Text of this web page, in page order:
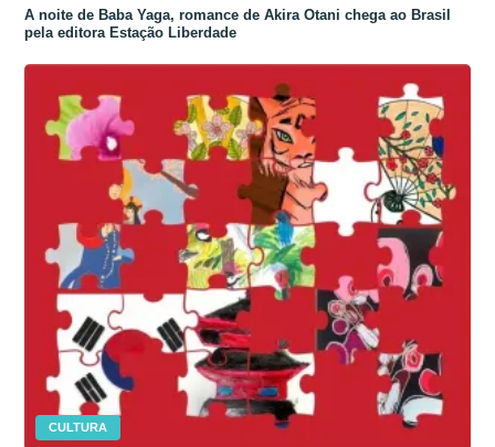
A noite de Baba Yaga, romance de Akira Otani chega ao Brasil
pela editora Estação Liberdade
CULTURA